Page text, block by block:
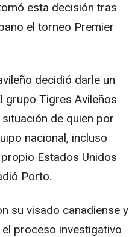
esta decisión tras
el torneo Premier
decidió darle un
grupo Tigres Avileños
de quien por
nacional, incluso
Estados Unidos
Porto.
su visado canadiense y
proceso investigativo